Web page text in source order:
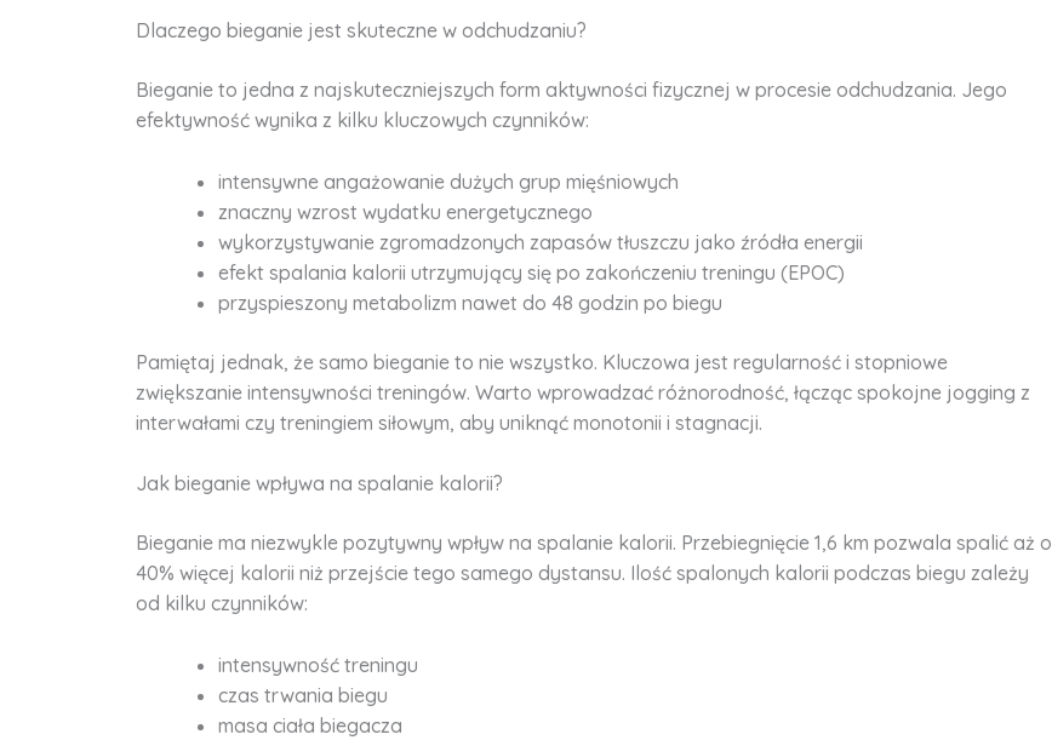
Dlaczego bieganie jest skuteczne w odchudzaniu?
Bieganie to jedna z najskuteczniejszych form aktywności fizycznej w procesie odchudzania. Jego
efektywność wynika z kilku kluczowych czynników:
intensywne angażowanie dużych grup mięśniowych
znaczny wzrost wydatku energetycznego
wykorzystywanie zgromadzonych zapasów tłuszczu jako źródła energii
efekt spalania kalorii utrzymujący się po zakończeniu treningu (EPOC)
przyspieszony metabolizm nawet do 48 godzin po biegu
Pamiętaj jednak, że samo bieganie to nie wszystko. Kluczowa jest regularność i stopniowe
zwiększanie intensywności treningów. Warto wprowadzać różnorodność, łącząc spokojne jogging z
interwałami czy treningiem siłowym, aby uniknąć monotonii i stagnacji.
Jak bieganie wpływa na spalanie kalorii?
Bieganie ma niezwykle pozytywny wpływ na spalanie kalorii. Przebiegnięcie 1,6 km pozwala spalić aż o
40% więcej kalorii niż przejście tego samego dystansu. Ilość spalonych kalorii podczas biegu zależy
od kilku czynników:
intensywność treningu
czas trwania biegu
masa ciała biegacza